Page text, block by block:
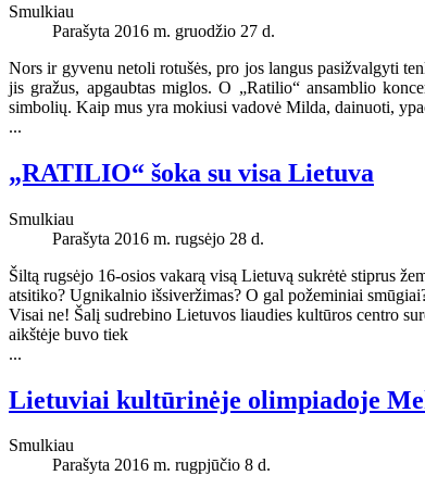
Smulkiau
Parašyta 2016 m. gruodžio 27 d.
Nors ir gyvenu netoli rotušės, pro jos langus pasižvalgyti
jis gražus, apgaubtas miglos. O „Ratilio“ ansamblio
simbolių. Kaip mus yra mokiusi vadovė Milda, dainuoti,
...
„RATILIO“ šoka su visa Lietuva
Smulkiau
Parašyta 2016 m. rugsėjo 28 d.
Šiltą rugsėjo 16-osios vakarą visą Lietuvą sukrėtė stiprus
atsitiko? Ugnikalnio išsiveržimas? O gal požeminiai
Visai ne! Šalį sudrebino Lietuvos liaudies kultūros centro
aikštėje buvo tiek
...
Lietuviai kultūrinėje olimpiadoje
Smulkiau
Parašyta 2016 m. rugpjūčio 8 d.